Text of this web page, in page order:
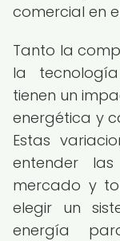
comercial en
Tanto la
la
tienen un
energética y
Estas
entender
mercado y
elegir un
energía